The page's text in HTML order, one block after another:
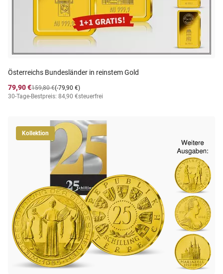
Österreichs Bundesländer in reinstem Gold
79,90 €
(-79,90 €)
159,80 €
30-Tage-Bestpreis: 84,90 €steuerfrei
Kollektion